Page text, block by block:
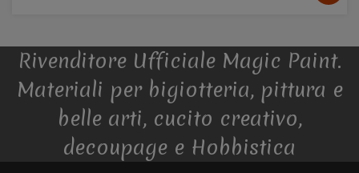
Rivenditore Ufficiale Magic Paint.
Materiali per bigiotteria, pittura e
belle arti, cucito creativo,
decoupage e Hobbistica